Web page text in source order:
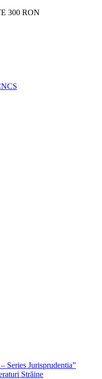
300 RON
Series Jurisprudentia”
Străine